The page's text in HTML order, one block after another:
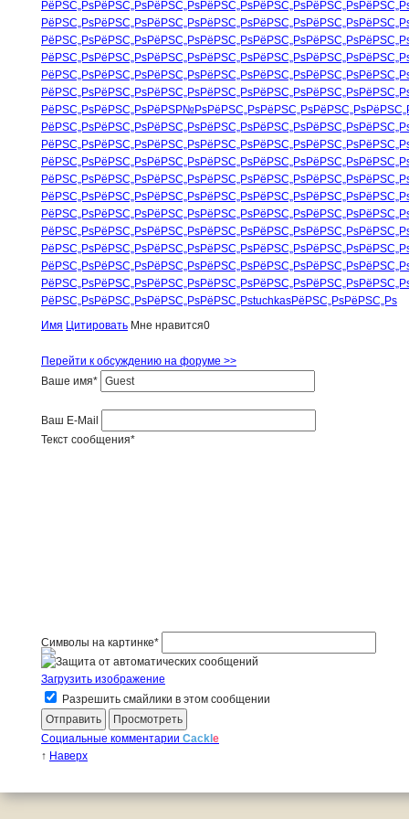
РёРЅС„РѕРёРЅС„РѕРёРЅС„РѕРёРЅС„РѕРёРЅС„РѕРёРЅС„Рѕ
РёРЅС„РѕРёРЅС„РѕРёРЅС„РѕРёРЅС„РѕРёРЅС„РѕРёРЅС„Рѕ
РёРЅС„РѕРёРЅС„РѕРёРЅС„РѕРёРЅС„РѕРёРЅС„РѕРёРЅС„Рѕ
РёРЅС„РѕРёРЅС„РѕРёРЅС„РѕРёРЅС„РѕРёРЅС„РѕРёРЅС„Рѕ
РёРЅС„РѕРёРЅС„РѕРёРЅС„РѕРёРЅС„РѕРёРЅС„РѕРёРЅС„Рѕ
РёРЅС„РѕРёРЅС„РѕРёРЅС„РѕРёРЅС„РѕРёРЅС„РѕРёРЅС„Рѕ
РёРЅС„РѕРёРЅС„РѕРёРЅР№РѕРёРЅС„РѕРёРЅС„РѕРёРЅС„Рѕ
РёРЅС„РѕРёРЅС„РѕРёРЅС„РѕРёРЅС„РѕРёРЅС„РѕРёРЅС„Рѕ
РёРЅС„РѕРёРЅС„РѕРёРЅС„РѕРёРЅС„РѕРёРЅС„РѕРёРЅС„Рѕ
РёРЅС„РѕРёРЅС„РѕРёРЅС„РѕРёРЅС„РѕРёРЅС„РѕРёРЅС„Рѕ
РёРЅС„РѕРёРЅС„РѕРёРЅС„РѕРёРЅС„РѕРёРЅС„РѕРёРЅС„Рѕ
РёРЅС„РѕРёРЅС„РѕРёРЅС„РѕРёРЅС„РѕРёРЅС„РѕРёРЅС„Рѕ
РёРЅС„РѕРёРЅС„РѕРёРЅС„РѕРёРЅС„РѕРёРЅС„РѕРёРЅС„Рѕ
РёРЅС„РѕРёРЅС„РѕРёРЅС„РѕРёРЅС„РѕРёРЅС„РѕРёРЅС„Рѕ
РёРЅС„РѕРёРЅС„РѕРёРЅС„РѕРёРЅС„РѕРёРЅС„РѕРёРЅС„Рѕ
РёРЅС„РѕРёРЅС„РѕРёРЅС„РѕРёРЅС„РѕРёРЅС„РѕРёРЅС„Рѕ
РёРЅС„РѕРёРЅС„РѕРёРЅС„РѕРёРЅС„РѕРёРЅС„РѕРёРЅС„Рѕ
РёРЅС„РѕРёРЅС„РѕРёРЅС„РѕРёРЅС„РѕtuchkasРёРЅС„РѕРёРЅС„Рѕ
Имя Цитировать Мне нравится0
Перейти к обсуждению на форуме >>
Ваше имя*
Ваш E-Mail
Текст сообщения*
Символы на картинке*
Загрузить изображение
Разрешить смайлики в этом сообщении
Социальные комментарии Cackl e
↑ Наверх